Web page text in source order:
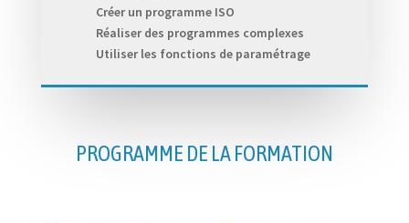
Créer un programme ISO
Réaliser des programmes complexes
Utiliser les fonctions de paramétrage
PROGRAMME DE LA FORMATION